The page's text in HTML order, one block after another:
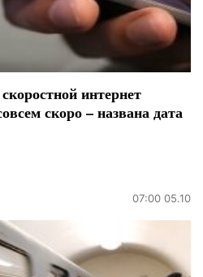
интернет
скоро – названа дата
07:00 05.10